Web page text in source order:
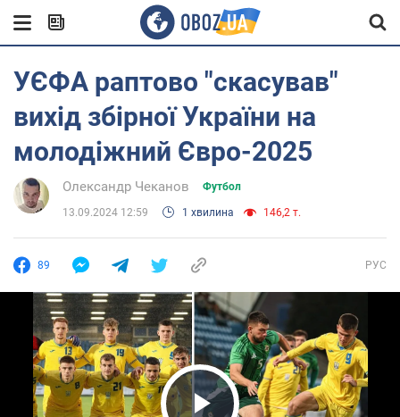
УЄФА раптово "скасував"
вихід збірної України на
молодіжний Євро-2025
Олександр Чеканов Футбол
13.09.2024 12:59 1 хвилина 146,2 т.
89 РУС